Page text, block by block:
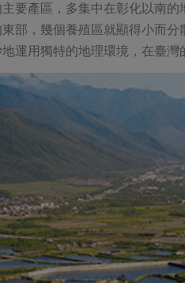
要產區，多集中在彰化以南
部，幾個養殖區就顯得小而
運用獨特的地理環境，在臺灣